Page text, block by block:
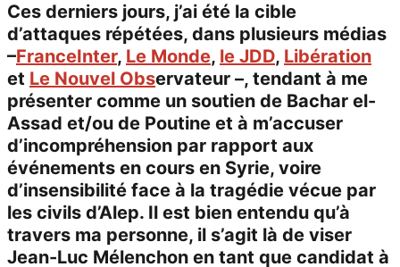
Ces derniers jours, j’ai été la cible
d’attaques répétées, dans plusieurs médias
–FranceInter, Le Monde, le JDD, Libération
et Le Nouvel Observateur –, tendant à me
présenter comme un soutien de Bachar el-
Assad et/ou de Poutine et à m’accuser
d’incompréhension par rapport aux
événements en cours en Syrie, voire
d’insensibilité face à la tragédie vécue par
les civils d’Alep. Il est bien entendu qu’à
travers ma personne, il s’agit là de viser
Jean-Luc Mélenchon en tant que candidat à